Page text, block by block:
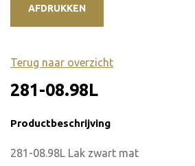
AFDRUKKEN
Terug naar overzicht
281-08.98L
Productbeschrijving
281-08.98L Lak zwart mat